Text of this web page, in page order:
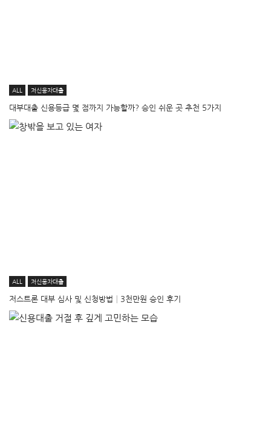
ALL 저신용자대출
대부대출 신용등급 몇 점까지 가능할까? 승인 쉬운 곳 추천 5가지
ALL 저신용자대출
저스트론 대부 심사 및 신청방법│3천만원 승인 후기